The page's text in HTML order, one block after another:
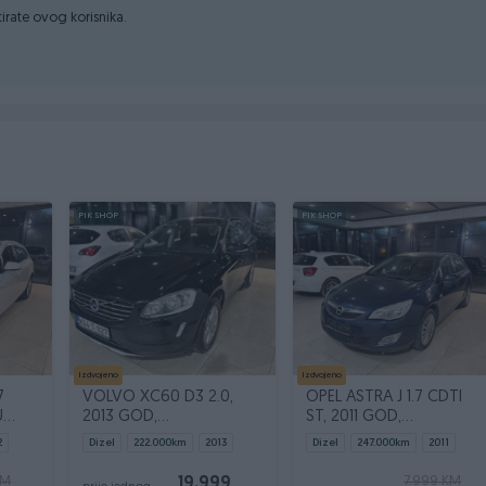
om!
ovog korisnika.
PIK SHOP
Izdvojeno
VOLVO XC60 D3 2.0,
2013 GOD,
REGISTROVAN,
Dizel 222.000km 2013
PIK SHOP
Izdvojeno
OPEL ASTRA J 1.7 CDTI
ST, 2011 GOD,
NAVIGACIJA, KLIMA
Dizel 247.000km 2011
7.999 KM